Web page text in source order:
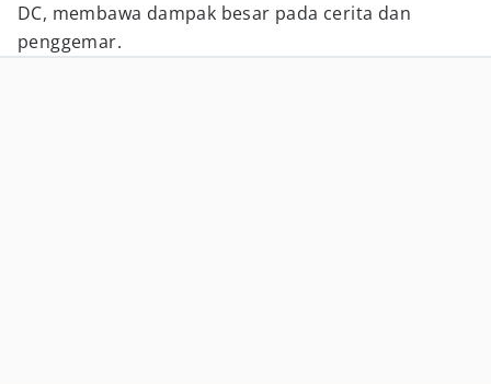
DC, membawa dampak besar pada cerita dan
penggemar.